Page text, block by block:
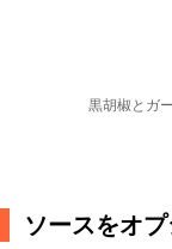
黒胡椒とガ
ソースをオ